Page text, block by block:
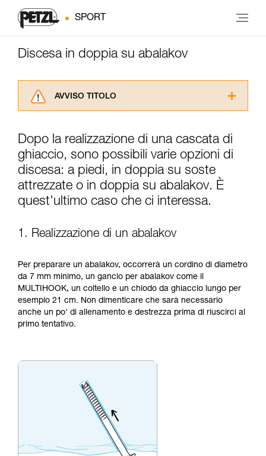
SPORT
Discesa in doppia su abalakov
AVVISO TITOLO
consultarlo. Dovete aver compreso le
informazioni dell’istruzione tecnica per poter
capire queste ulteriori informazioni.
La padronanza di queste tecniche richiede una
formazione ed un addestramento specifico.
Verificate con un professionista la vostra
Forniamo esempi di tecniche relative alla vostra
vengono qui descritte.
Dopo la realizzazione di una cascata di
ghiaccio, sono possibili varie opzioni di
discesa: a piedi, in doppia su soste
attrezzate o in doppia su abalakov. È
quest'ultimo caso che ci interessa.
1. Realizzazione di un abalakov
Per preparare un abalakov, occorrerà un cordino di diametro
da 7 mm minimo, un gancio per abalakov come il
MULTIHOOK, un coltello e un chiodo da ghiaccio lungo per
esempio 21 cm. Non dimenticare che sarà necessario
anche un po' di allenamento e destrezza prima di riuscirci al
primo tentativo.